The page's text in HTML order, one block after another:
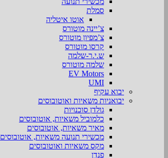
סמלת
אוטו איטליה
צ’יינה מוטורס
צ’מפיון מוטורס
קרסו מוטורס
ש.י.ר-שלמה
שלמה מוטורס
EV Motors
UMI
יבוא עקיף
יבואניות משאיות ואוטובוסים
גולדן סוכנויות
כלמוביל משאיות, אוטובוסים
מאיר משאיות, אוטובוסים
מכשירי תנועה משאיות, אוטובוסים
מקס משאיות ואוטובוסים
פנדן